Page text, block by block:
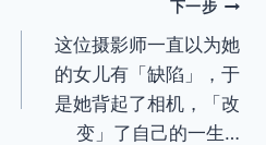
下一步
这位摄影师一直以为她
的女儿有「缺陷」，于
是她背起了相机，「改
变」了自己的一生…